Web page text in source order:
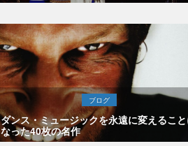
ブログ
ダンス・ミュージックを永遠に変えるこ
なった40枚の名作